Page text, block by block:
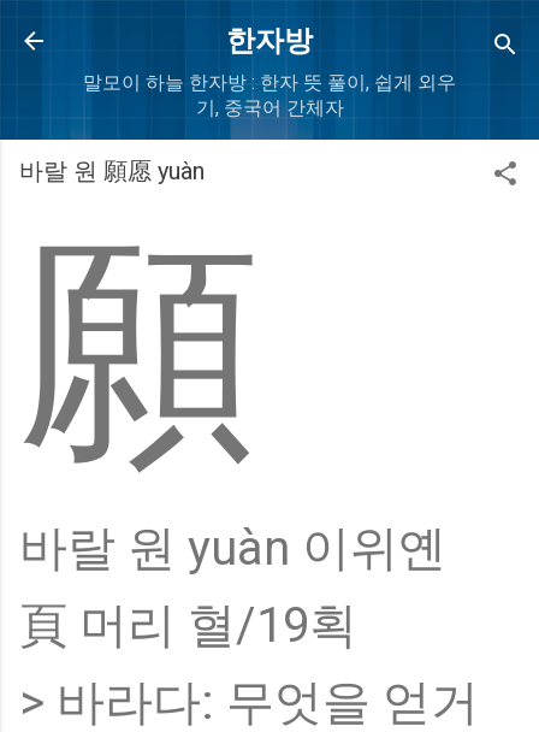
Skip to main content
한자방
말모이 하늘 한자방 : 한자 뜻 풀이, 쉽게 외우
기, 중국어 간체자
바랄 원 願愿 yuàn
願
바랄 원 yuàn 이위옌
頁 머리 혈/19획
> 바라다: 무엇을 얻거